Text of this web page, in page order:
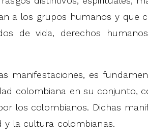
a los grupos humanos y que
de vida, derechos
manifestaciones, es
colombiana en su conjunto,
los colombianos. Dichas
y la cultura colombianas.